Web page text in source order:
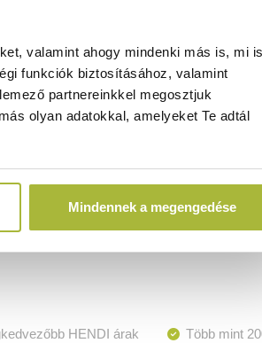
valamint ahogy mindenki más is, mi is
funkciók biztosításához, valamint
partnereinkkel megosztjuk
olyan adatokkal, amelyeket Te adtál
Mindennek a megengedése
Raktáron
Ft+ ÁFA)
KOSÁRBA
HENDI árak Több mint